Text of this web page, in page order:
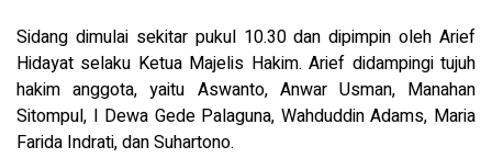
Sidang dimulai sekitar pukul 10.30 dan dipimpin oleh Arief
Hidayat selaku Ketua Majelis Hakim. Arief didampingi tujuh
hakim anggota, yaitu Aswanto, Anwar Usman, Manahan
Sitompul, I Dewa Gede Palaguna, Wahduddin Adams, Maria
Farida Indrati, dan Suhartono.